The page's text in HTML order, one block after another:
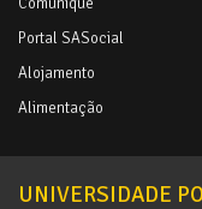
Portal SASocial
Alojamento
Alimentação
UNIVERSIDADE